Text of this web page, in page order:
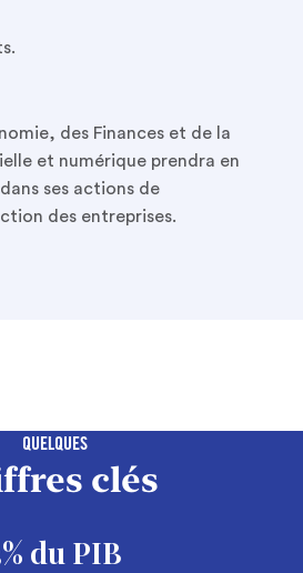
des Finances et de la
et numérique prendra en
ses actions de
des entreprises.
QUELQUES
clés
du PIB